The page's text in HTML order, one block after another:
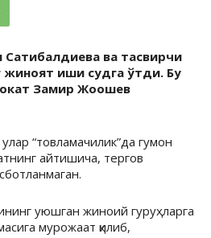
ва тасвирчи
жиноят иши судга ўтди. Бу
Замир Жоошев
“товламачилик”да гумон
айтишича, тергов
уюшган жиноий гуруҳларга
мурожаат қилиб,